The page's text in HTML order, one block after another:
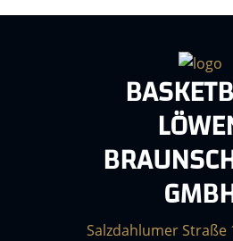
Salzdahlumer Straße